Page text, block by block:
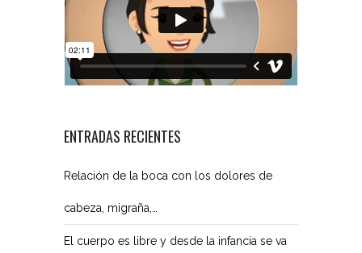
ENTRADAS RECIENTES
Relación de la boca con los dolores de
cabeza, migraña,…
El cuerpo es libre y desde la infancia se va